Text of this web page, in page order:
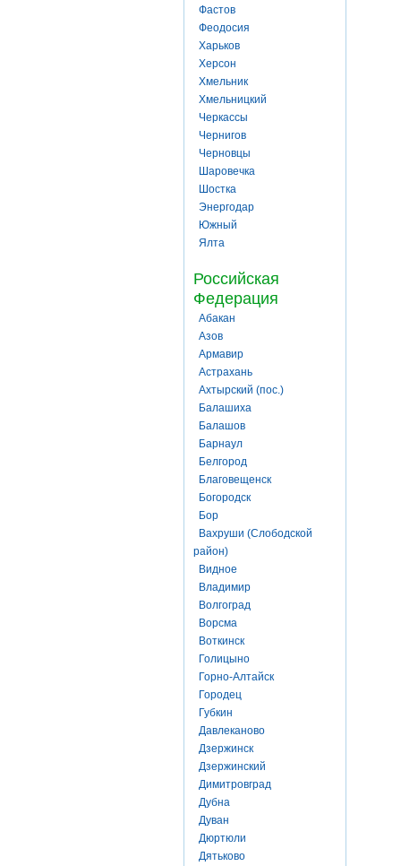
Фастов
Феодосия
Харьков
Херсон
Хмельник
Хмельницкий
Черкассы
Чернигов
Черновцы
Шаровечка
Шостка
Энергодар
Южный
Ялта
Российская
Федерация
Абакан
Азов
Армавир
Астрахань
Ахтырский (пос.)
Балашиха
Балашов
Барнаул
Белгород
Благовещенск
Богородск
Бор
Вахруши (Слободской
район)
Видное
Владимир
Волгоград
Ворсма
Воткинск
Голицыно
Горно-Алтайск
Городец
Губкин
Давлеканово
Дзержинск
Дзержинский
Димитровград
Дубна
Дуван
Дюртюли
Дятьково